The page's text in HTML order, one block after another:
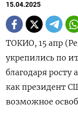
15.04.2025
ТОКИО, 15 апр
укрепились по
благодаря росту
как президент
возможное